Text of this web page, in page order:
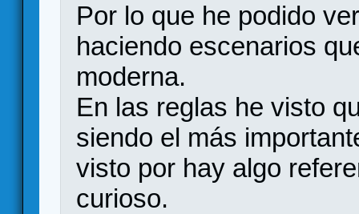
Por lo que he podido
haciendo escenarios
moderna.
En las reglas he visto
siendo el más
visto por hay algo
curioso.